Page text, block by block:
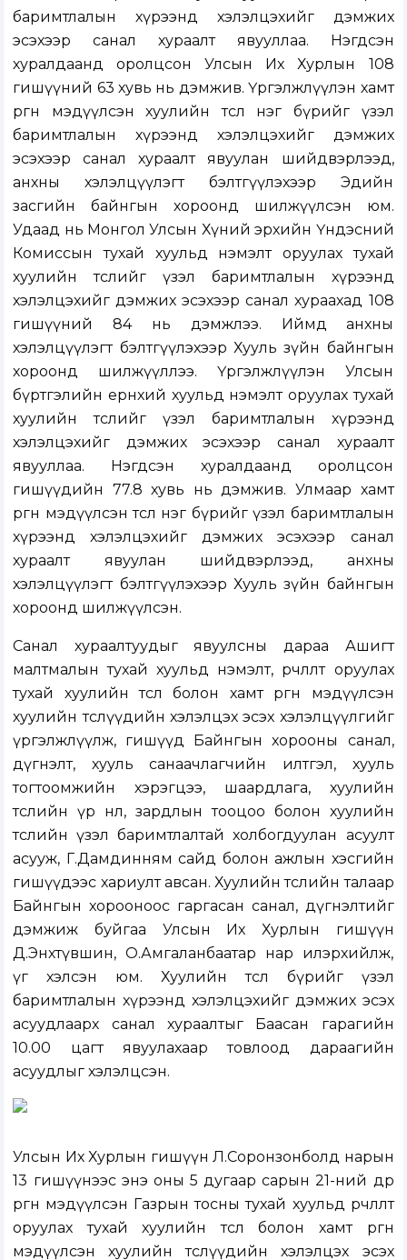
баримтлалын хүрээнд хэлэлцэхийг дэмжих
эсэхээр санал хураалт явууллаа. Нэгдсэн
хуралдаанд оролцсон Улсын Их Хурлын 108
гишүүний 63 хувь нь дэмжив. Үргэлжлүүлэн хамт
өргөн мэдүүлсэн хуулийн төсөл нэг бүрийг үзэл
баримтлалын хүрээнд хэлэлцэхийг дэмжих
эсэхээр санал хураалт явуулан шийдвэрлээд,
анхны хэлэлцүүлэгт бэлтгүүлэхээр Эдийн
засгийн байнгын хороонд шилжүүлсэн юм.
Удаад нь Монгол Улсын Хүний эрхийн Үндэсний
Комиссын тухай хуульд нэмэлт оруулах тухай
хуулийн төслийг үзэл баримтлалын хүрээнд
хэлэлцэхийг дэмжих эсэхээр санал хураахад 108
гишүүний 84 нь дэмжлээ. Иймд анхны
хэлэлцүүлэгт бэлтгүүлэхээр Хууль зүйн байнгын
хороонд шилжүүллээ. Үргэлжлүүлэн Улсын
бүртгэлийн ерөнхий хуульд нэмэлт оруулах тухай
хуулийн төслийг үзэл баримтлалын хүрээнд
хэлэлцэхийг дэмжих эсэхээр санал хураалт
явууллаа. Нэгдсэн хуралдаанд оролцсон
гишүүдийн 77.8 хувь нь дэмжив. Улмаар хамт
өргөн мэдүүлсэн төсөл нэг бүрийг үзэл баримтлалын
хүрээнд хэлэлцэхийг дэмжих эсэхээр санал
хураалт явуулан шийдвэрлээд, анхны
хэлэлцүүлэгт бэлтгүүлэхээр Хууль зүйн байнгын
хороонд шилжүүлсэн.
Санал хураалтуудыг явуулсны дараа Ашигт
малтмалын тухай хуульд нэмэлт, өөрчлөлт оруулах
тухай хуулийн төсөл болон хамт өргөн мэдүүлсэн
хуулийн төслүүдийн хэлэлцэх эсэх хэлэлцүүлгийг
үргэлжлүүлж, гишүүд Байнгын хорооны санал,
дүгнэлт, хууль санаачлагчийн илтгэл, хууль
тогтоомжийн хэрэгцээ, шаардлага, хуулийн
төслийн үр нөлөө, зардлын тооцоо болон хуулийн
төслийн үзэл баримтлалтай холбогдуулан асуулт
асууж, Г.Дамдинням сайд болон ажлын хэсгийн
гишүүдээс хариулт авсан. Хуулийн төслийн талаар
Байнгын хорооноос гаргасан санал, дүгнэлтийг
дэмжиж буйгаа Улсын Их Хурлын гишүүн
Д.Энхтүвшин, О.Амгаланбаатар нар илэрхийлж,
үг хэлсэн юм. Хуулийн төсөл бүрийг үзэл
баримтлалын хүрээнд хэлэлцэхийг дэмжих эсэх
асуудлаарх санал хураалтыг Баасан гарагийн
10.00 цагт явуулахаар товлоод дараагийн
асуудлыг хэлэлцсэн.
Улсын Их Хурлын гишүүн Л.Соронзонболд нарын
13 гишүүнээс энэ оны 5 дугаар сарын 21-ний өдөр
өргөн мэдүүлсэн Газрын тосны тухай хуульд өөрчлөлт
оруулах тухай хуулийн төсөл болон хамт өргөн
мэдүүлсэн хуулийн төслүүдийн хэлэлцэх эсэх